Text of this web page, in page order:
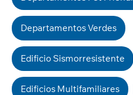
Departamentos Verdes
Edificio Sismorresistente
Edificios Multifamiliares